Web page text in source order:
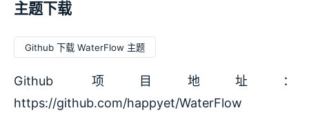
主题下载
Github 下载 WaterFlow 主题
Github 项目地址：
https://github.com/happyet/WaterFlow